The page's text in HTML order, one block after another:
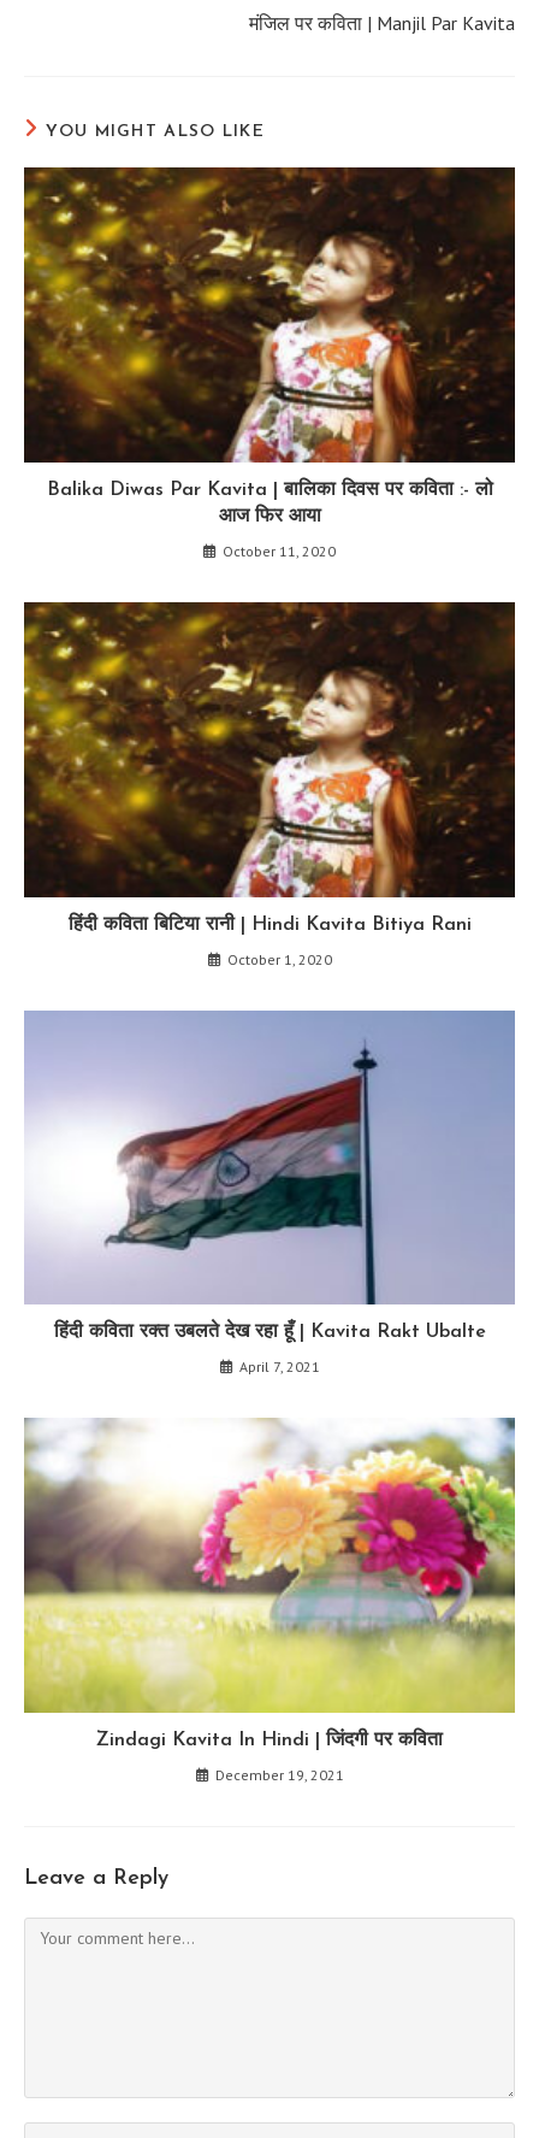
मंजिल पर कविता | Manjil Par Kavita
YOU MIGHT ALSO LIKE
Balika Diwas Par Kavita | बालिका दिवस पर कविता :- लो
आज फिर आया
October 11, 2020
हिंदी कविता बिटिया रानी | Hindi Kavita Bitiya Rani
October 1, 2020
हिंदी कविता रक्त उबलते देख रहा हूँ | Kavita Rakt Ubalte
April 7, 2021
Zindagi Kavita In Hindi | जिंदगी पर कविता
December 19, 2021
Leave a Reply
Comment